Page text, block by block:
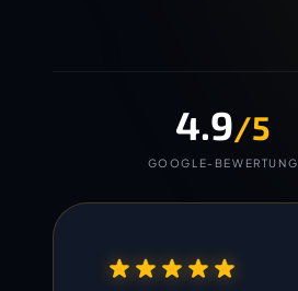
4.9/5
GOOGLE-BEWERTUNG